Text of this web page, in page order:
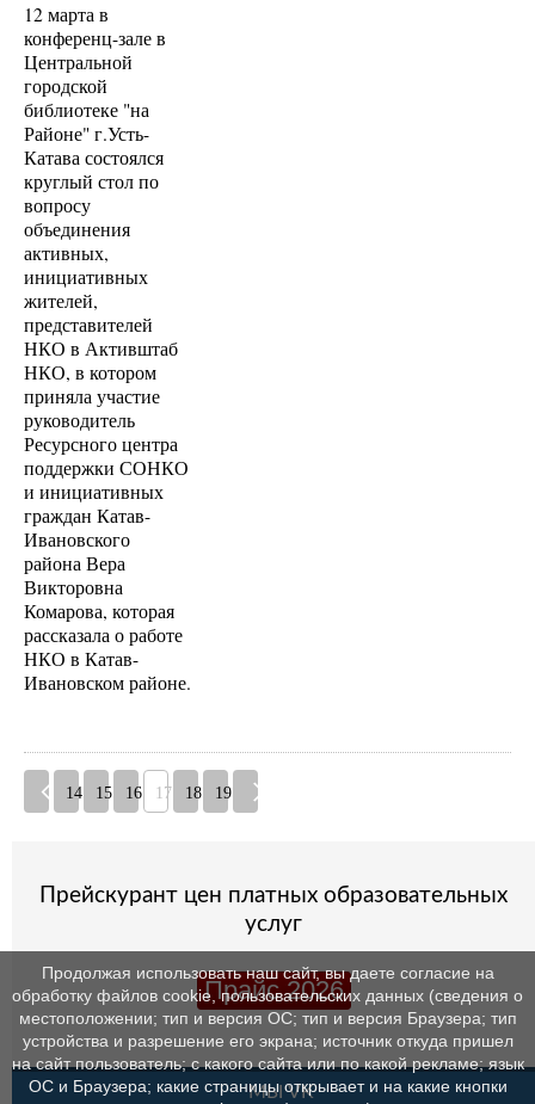
12 марта в
конференц-зале в
Центральной
городской
библиотеке "на
Районе" г.Усть-
Катава состоялся
круглый стол по
вопросу
объединения
активных,
инициативных
жителей,
представителей
НКО в Активштаб
НКО, в котором
приняла участие
руководитель
Ресурсного центра
поддержки СОНКО
и инициативных
граждан Катав-
Ивановского
района Вера
Викторовна
Комарова, которая
рассказала о работе
НКО в Катав-
Ивановском районе.
14 15 16 17 18 19
Прейскурант цен платных образовательных
услуг
Прайс 2026
МЫ VK
Продолжая использовать наш сайт, вы даете согласие на
обработку файлов cookie, пользовательских данных (сведения о
местоположении; тип и версия ОС; тип и версия Браузера; тип
устройства и разрешение его экрана; источник откуда пришел
на сайт пользователь; с какого сайта или по какой рекламе; язык
ОС и Браузера; какие страницы открывает и на какие кнопки